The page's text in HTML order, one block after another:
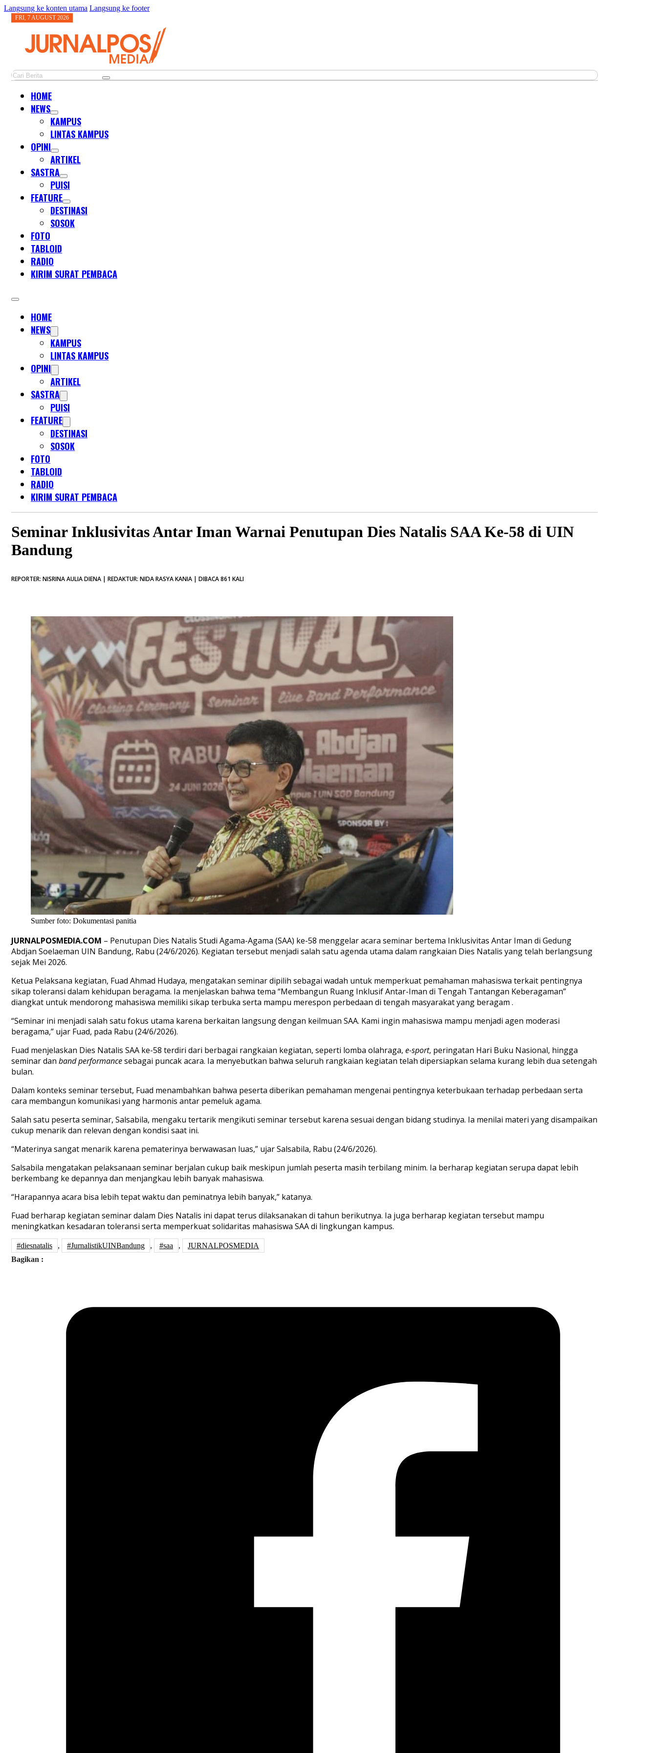
Langsung ke konten utama Langsung ke footer
FRI, 7 AUGUST 2026
Cari
HOME
NEWS
KAMPUS
LINTAS KAMPUS
OPINI
ARTIKEL
SASTRA
PUISI
FEATURE
DESTINASI
SOSOK
FOTO
TABLOID
RADIO
KIRIM SURAT PEMBACA
HOME
NEWS
KAMPUS
LINTAS KAMPUS
OPINI
ARTIKEL
SASTRA
PUISI
FEATURE
DESTINASI
SOSOK
FOTO
TABLOID
RADIO
KIRIM SURAT PEMBACA
Seminar Inklusivitas Antar Iman Warnai Penutupan Dies Natalis SAA Ke-58 di UIN
Bandung
REPORTER: NISRINA AULIA DIENA | REDAKTUR: NIDA RASYA KANIA | DIBACA 861 KALI
Sumber foto: Dokumentasi panitia
JURNALPOSMEDIA.COM – Penutupan Dies Natalis Studi Agama-Agama (SAA) ke-58 menggelar acara seminar bertema Inklusivitas Antar Iman di Gedung
Abdjan Soelaeman UIN Bandung, Rabu (24/6/2026). Kegiatan tersebut menjadi salah satu agenda utama dalam rangkaian Dies Natalis yang telah berlangsung
sejak Mei 2026.
Ketua Pelaksana kegiatan, Fuad Ahmad Hudaya, mengatakan seminar dipilih sebagai wadah untuk memperkuat pemahaman mahasiswa terkait pentingnya
sikap toleransi dalam kehidupan beragama. Ia menjelaskan bahwa tema “Membangun Ruang Inklusif Antar-Iman di Tengah Tantangan Keberagaman”
diangkat untuk mendorong mahasiswa memiliki sikap terbuka serta mampu merespon perbedaan di tengah masyarakat yang beragam .
“Seminar ini menjadi salah satu fokus utama karena berkaitan langsung dengan keilmuan SAA. Kami ingin mahasiswa mampu menjadi agen moderasi
beragama,” ujar Fuad, pada Rabu (24/6/2026).
Fuad menjelaskan Dies Natalis SAA ke-58 terdiri dari berbagai rangkaian kegiatan, seperti lomba olahraga, e-sport, peringatan Hari Buku Nasional, hingga
seminar dan band performancesebagai puncak acara. Ia menyebutkan bahwa seluruh rangkaian kegiatan telah dipersiapkan selama kurang lebih dua setengah
bulan.
Dalam konteks seminar tersebut, Fuad menambahkan bahwa peserta diberikan pemahaman mengenai pentingnya keterbukaan terhadap perbedaan serta
cara membangun komunikasi yang harmonis antar pemeluk agama.
Salah satu peserta seminar, Salsabila, mengaku tertarik mengikuti seminar tersebut karena sesuai dengan bidang studinya. Ia menilai materi yang disampaikan
cukup menarik dan relevan dengan kondisi saat ini.
“Materinya sangat menarik karena pematerinya berwawasan luas,” ujar Salsabila, Rabu (24/6/2026).
Salsabila mengatakan pelaksanaan seminar berjalan cukup baik meskipun jumlah peserta masih terbilang minim. Ia berharap kegiatan serupa dapat lebih
berkembang ke depannya dan menjangkau lebih banyak mahasiswa.
“Harapannya acara bisa lebih tepat waktu dan peminatnya lebih banyak,” katanya.
Fuad berharap kegiatan seminar dalam Dies Natalis ini dapat terus dilaksanakan di tahun berikutnya. Ia juga berharap kegiatan tersebut mampu
meningkatkan kesadaran toleransi serta memperkuat solidaritas mahasiswa SAA di lingkungan kampus.
#diesnatalis , #JurnalistikUINBandung , #saa ,
JURNALPOSMEDIA
Bagikan :